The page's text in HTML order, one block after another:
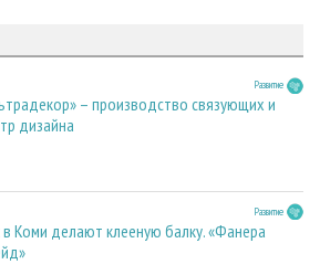
Развитие
– производство связующих и
дизайна
Развитие
в Коми делают клееную балку. «Фанера